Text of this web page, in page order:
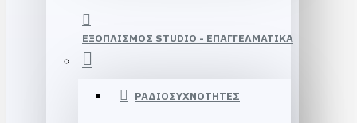
ΕΞΟΠΛΙΣΜΟΣ STUDIΟ - ΕΠΑΓΓΕΛΜΑΤΙΚΑ
ΡΑΔΙΟΣΥΧΝΟΤΗΤΕΣ